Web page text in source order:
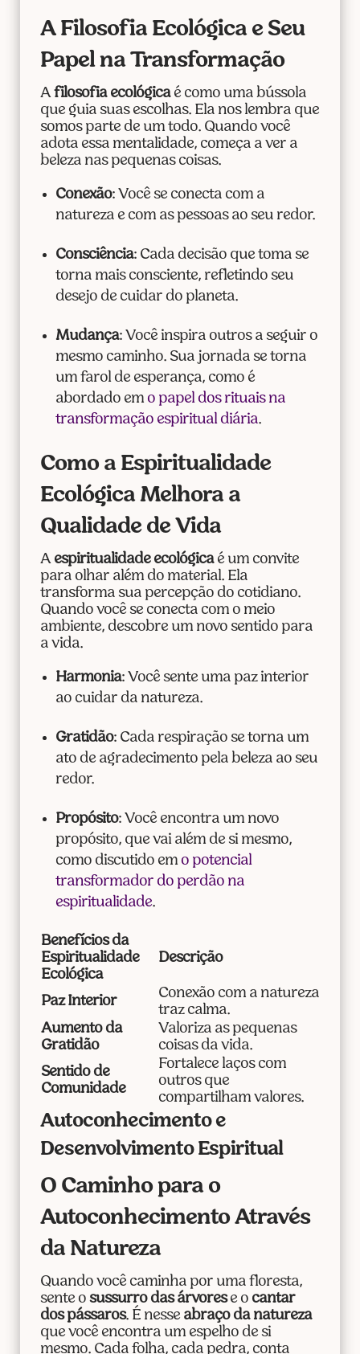
A Filosofia Ecológica e Seu
Papel na Transformação
Afilosofia ecológicaé como uma bússola
que guia suas escolhas. Ela nos lembra que
somos parte de um todo. Quando você
adota essa mentalidade, começa a ver a
beleza nas pequenas coisas.
Conexão: Você se conecta com a
natureza e com as pessoas ao seu redor.
Consciência: Cada decisão que toma se
torna mais consciente, refletindo seu
desejo de cuidar do planeta.
Mudança: Você inspira outros a seguir o
mesmo caminho. Sua jornada se torna
um farol de esperança, como é
abordado em o papel dos rituais na
transformação espiritual diária.
Como a Espiritualidade
Ecológica Melhora a
Qualidade de Vida
A espiritualidade ecológicaé um convite
para olhar além do material. Ela
transforma sua percepção do cotidiano.
Quando você se conecta com o meio
ambiente, descobre um novo sentido para
a vida.
Harmonia: Você sente uma paz interior
ao cuidar da natureza.
Gratidão: Cada respiração se torna um
ato de agradecimento pela beleza ao seu
redor.
Propósito: Você encontra um novo
propósito, que vai além de si mesmo,
como discutido em o potencial
transformador do perdão na
espiritualidade.
Benefícios da
Espiritualidade
Ecológica
Descrição
Paz Interior
Conexão com a natureza
traz calma.
Aumento da
Gratidão
Valoriza as pequenas
coisas da vida.
Sentido de
Comunidade
Fortalece laços com
outros que
compartilham valores.
Autoconhecimento e
Desenvolvimento Espiritual
O Caminho para o
Autoconhecimento Através
da Natureza
Quando você caminha por uma floresta,
sente o sussurro das árvorese o cantar
dos pássaros. É nesse abraço da natureza
que você encontra um espelho de si
mesmo. Cada folha, cada pedra, conta